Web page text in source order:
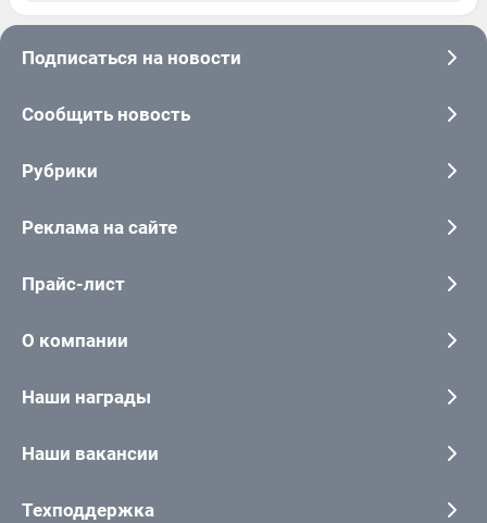
Подписаться на новости
Сообщить новость
Рубрики
Реклама на сайте
Прайс-лист
О компании
Наши награды
Наши вакансии
Техподдержка